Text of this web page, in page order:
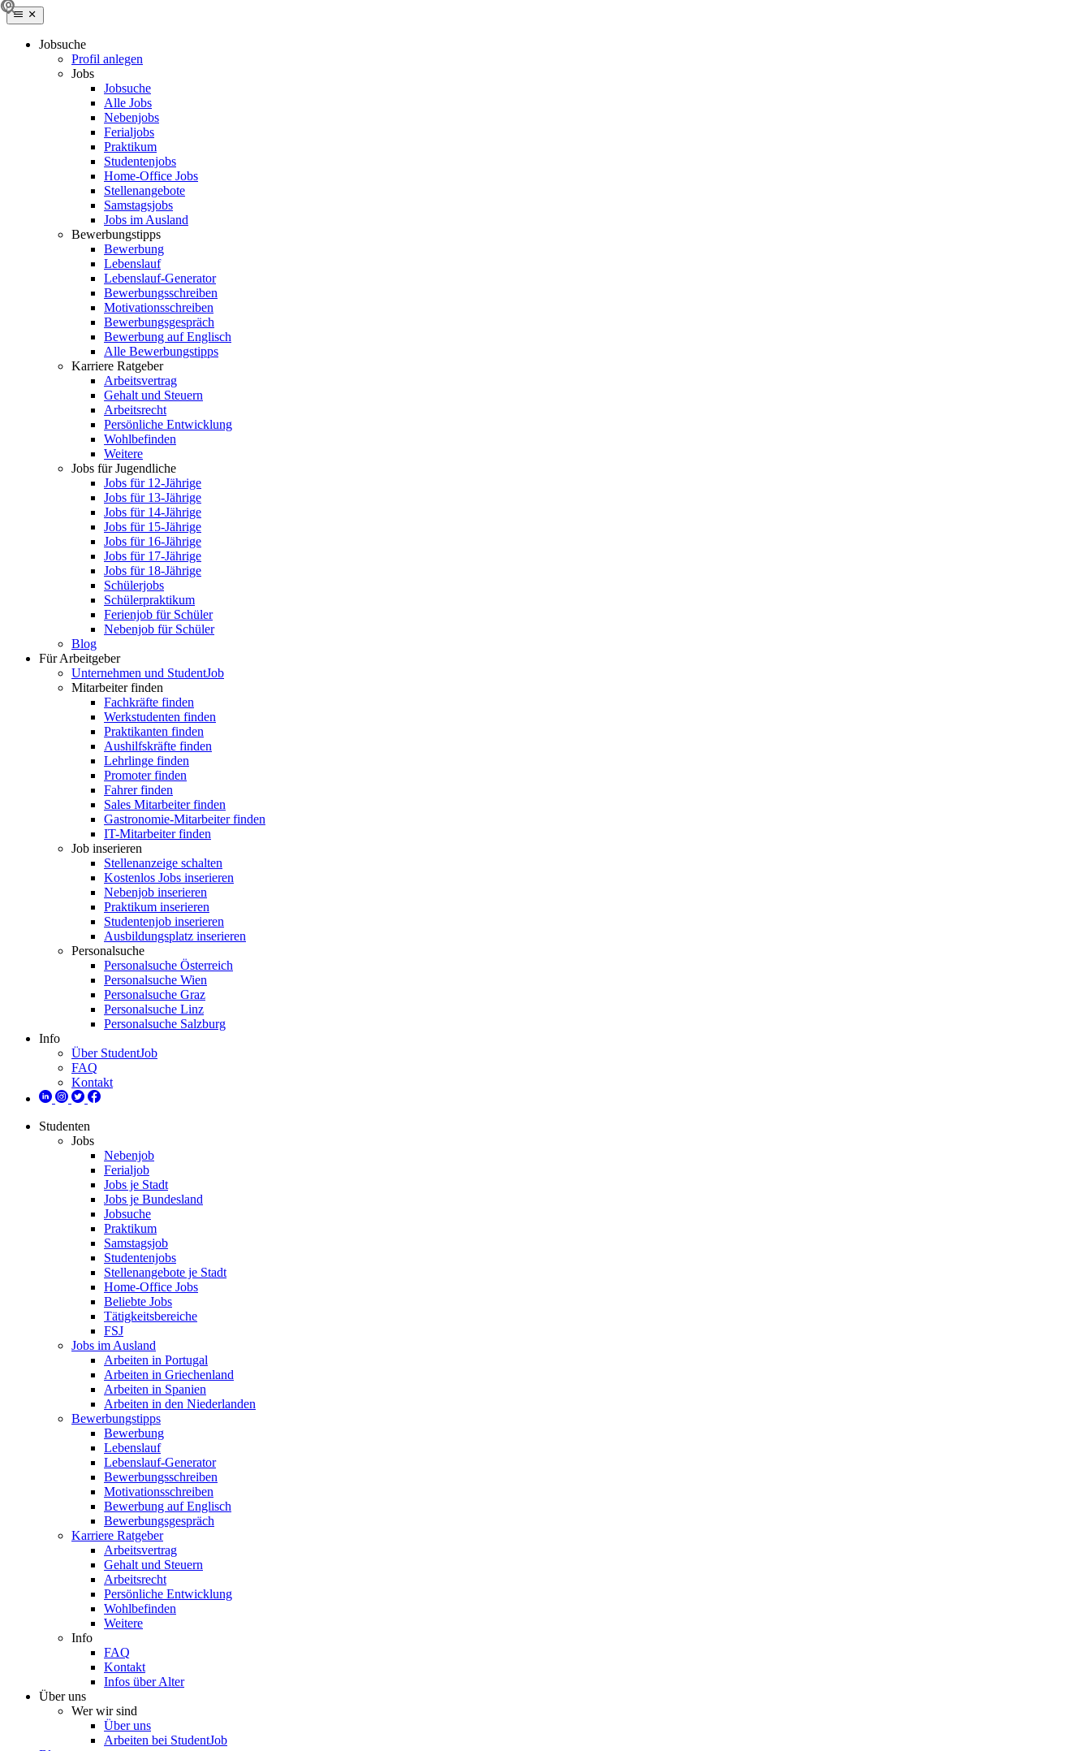
Jobsuche
Profil anlegen
Jobs
Jobsuche
Alle Jobs
Nebenjobs
Ferialjobs
Praktikum
Studentenjobs
Home-Office Jobs
Stellenangebote
Samstagsjobs
Jobs im Ausland
Bewerbungstipps
Bewerbung
Lebenslauf
Lebenslauf-Generator
Bewerbungsschreiben
Motivationsschreiben
Bewerbungsgespräch
Bewerbung auf Englisch
Alle Bewerbungstipps
Karriere Ratgeber
Arbeitsvertrag
Gehalt und Steuern
Arbeitsrecht
Persönliche Entwicklung
Wohlbefinden
Weitere
Jobs für Jugendliche
Jobs für 12-Jährige
Jobs für 13-Jährige
Jobs für 14-Jährige
Jobs für 15-Jährige
Jobs für 16-Jährige
Jobs für 17-Jährige
Jobs für 18-Jährige
Schülerjobs
Schülerpraktikum
Ferienjob für Schüler
Nebenjob für Schüler
Blog
Für Arbeitgeber
Unternehmen und StudentJob
Mitarbeiter finden
Fachkräfte finden
Werkstudenten finden
Praktikanten finden
Aushilfskräfte finden
Lehrlinge finden
Promoter finden
Fahrer finden
Sales Mitarbeiter finden
Gastronomie-Mitarbeiter finden
IT-Mitarbeiter finden
Job inserieren
Stellenanzeige schalten
Kostenlos Jobs inserieren
Nebenjob inserieren
Praktikum inserieren
Studentenjob inserieren
Ausbildungsplatz inserieren
Personalsuche
Personalsuche Österreich
Personalsuche Wien
Personalsuche Graz
Personalsuche Linz
Personalsuche Salzburg
Info
Über StudentJob
FAQ
Kontakt
Studenten
Jobs
Nebenjob
Ferialjob
Jobs je Stadt
Jobs je Bundesland
Jobsuche
Praktikum
Samstagsjob
Studentenjobs
Stellenangebote je Stadt
Home-Office Jobs
Beliebte Jobs
Tätigkeitsbereiche
FSJ
Jobs im Ausland
Arbeiten in Portugal
Arbeiten in Griechenland
Arbeiten in Spanien
Arbeiten in den Niederlanden
Bewerbungstipps
Bewerbung
Lebenslauf
Lebenslauf-Generator
Bewerbungsschreiben
Motivationsschreiben
Bewerbung auf Englisch
Bewerbungsgespräch
Karriere Ratgeber
Arbeitsvertrag
Gehalt und Steuern
Arbeitsrecht
Persönliche Entwicklung
Wohlbefinden
Weitere
Info
FAQ
Kontakt
Infos über Alter
Über uns
Wer wir sind
Über uns
Arbeiten bei StudentJob